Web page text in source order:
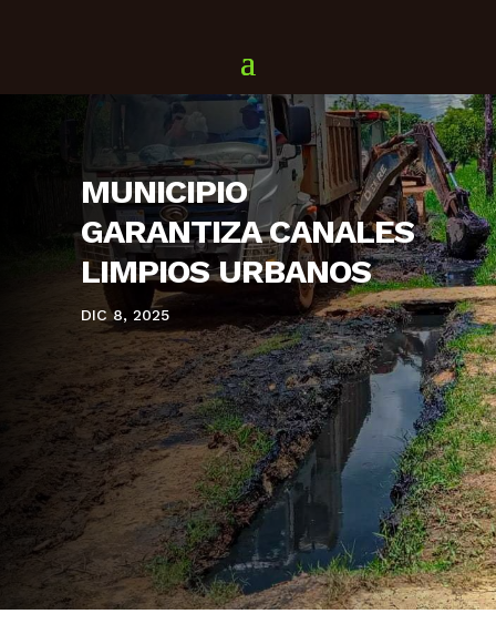
MUNICIPIO
GARANTIZA CANALES
LIMPIOS URBANOS
DIC 8, 2025